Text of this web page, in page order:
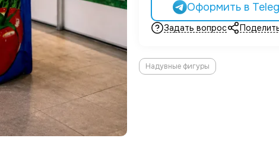
Оформить в
Задать вопрос
Надувные фигуры